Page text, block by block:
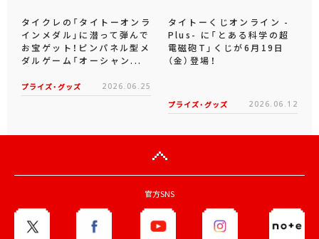
タイクレの「タイトーオンラ
インメダル」に潜って弾んで
お宝ゲット！ピンパネル型メ
ダルゲーム「オーシャン...
プライズ・グッズ 2026.06.25
タイトーくじオンライン -
Plus- に「とある科学の超
電磁砲T」くじが6月19日
（金）登場！
プライズ・グッズ 2026.06.12
官方SNS